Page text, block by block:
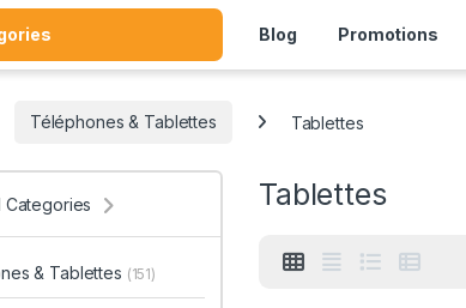
Blog Promotions
Téléphones & Tablettes Tablettes
Tablettes
Categories
& Tablettes (151)